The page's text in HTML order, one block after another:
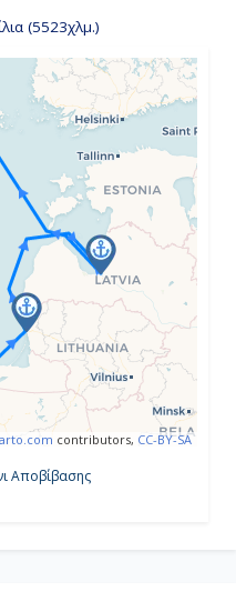
(5523χλμ.)
contributors, CC-BY-SA
Αποβίβασης